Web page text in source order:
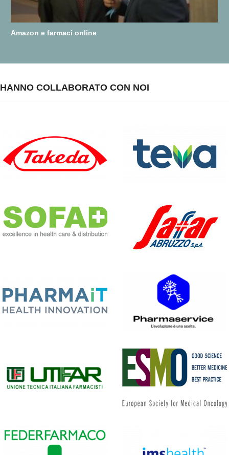
Amazon e farmaci online
HANNO COLLABORATO CON NOI